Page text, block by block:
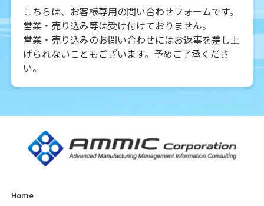
こちらは、お客様専用の問い合わせフォームです。
営業・売り込み等は受け付けておりません。
営業・売り込みのお問い合わせにはお返事を差し上
げられないこともございます。予めご了承くださ
い。
Home